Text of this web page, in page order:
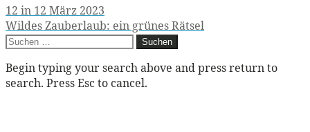
Post
navigation
12 in 12 März 2023
Wildes Zauberlaub: ein grünes Rätsel
Suchen
Begin typing your search above and press return to
search. Press Esc to cancel.